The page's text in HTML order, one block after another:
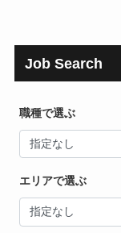
Job Search
職種で選ぶ
エリアで選ぶ